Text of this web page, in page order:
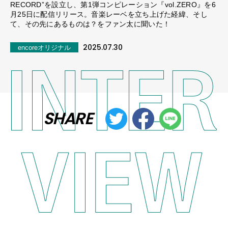
RECORD”を設立し、第1弾コンピレーション『vol.ZERO』を6
月25日に配信リリース。音楽レーベを立ち上げた経緯、そし
て、その先にあるものは？をファン太に聞いた！
encoreオリジナル 2025.07.30
SHARE